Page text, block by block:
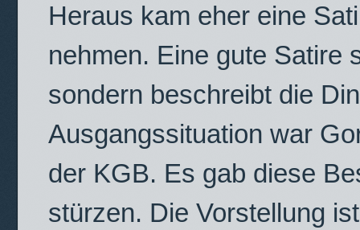
Heraus kam eher eine
nehmen. Eine gute Satire
sondern beschreibt die
Ausgangssituation war
der KGB. Es gab diese
stürzen. Die Vorstellung